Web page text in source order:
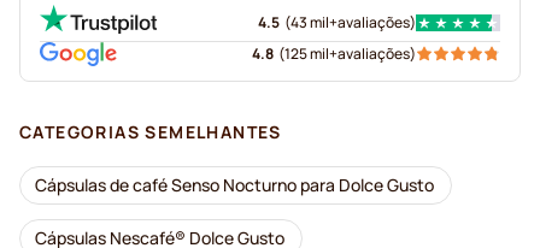
4.5 (43 mil+avaliações)
4.8 (125 mil+avaliações)
CATEGORIAS SEMELHANTES
Cápsulas de café Senso Nocturno para Dolce Gusto
Cápsulas Nescafé® Dolce Gusto